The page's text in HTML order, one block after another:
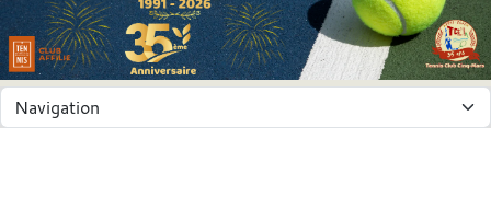
Panneau de gestion des cookies